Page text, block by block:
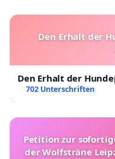
Den Erhalt der
Den Erhalt der
702 Unterschriften
Petition zur
der Wolfsträne